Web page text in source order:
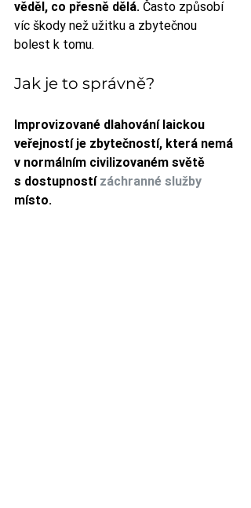
věděl, co přesně dělá. Často způsobí
víc škody než užitku a zbytečnou
bolest k tomu.
Jak je to správně?
Improvizované dlahování laickou
veřejností je zbytečností, která nemá
v normálním civilizovaném světě
s dostupností záchranné služby
místo.